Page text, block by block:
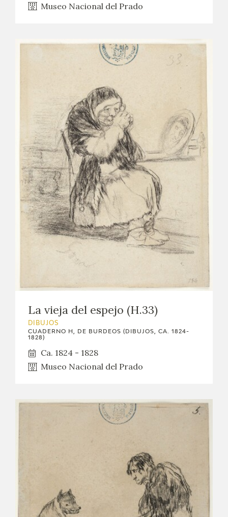
Museo Nacional del Prado
La vieja del espejo (H.33)
DIBUJOS
CUADERNO H, DE BURDEOS (DIBUJOS, CA. 1824-
1828)
Ca. 1824 - 1828
Museo Nacional del Prado